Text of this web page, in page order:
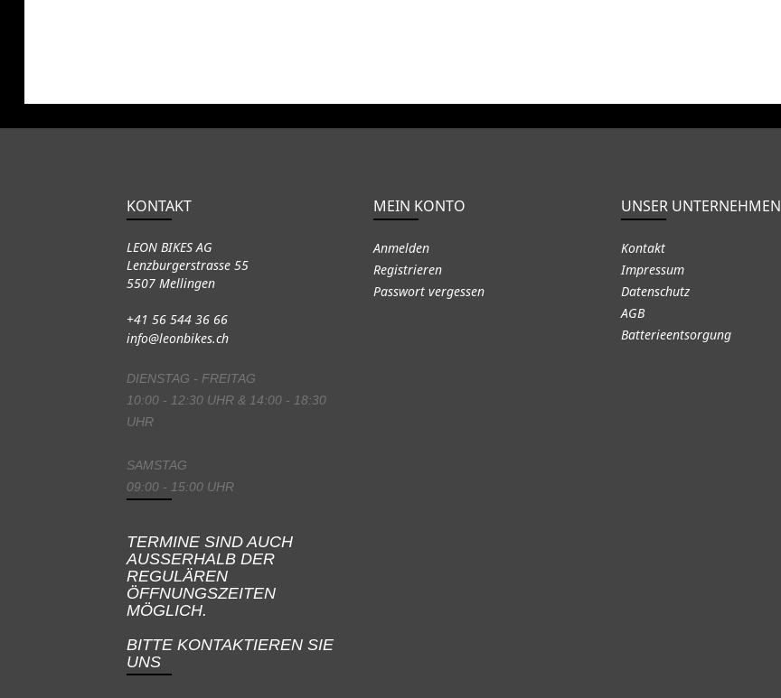
KONTAKT
LEON BIKES AG
Lenzburgerstrasse 55
5507 Mellingen
+41 56 544 36 66
info@leonbikes.ch
DIENSTAG - FREITAG
10:00 - 12:30 UHR & 14:00 - 18:30
UHR
SAMSTAG
09:00 - 15:00 UHR
TERMINE SIND AUCH
AUSSERHALB DER
REGULÄREN
ÖFFNUNGSZEITEN
MÖGLICH.
BITTE KONTAKTIEREN SIE
UNS
MEIN KONTO
Anmelden
Registrieren
Passwort vergessen
UNSER UNTERNEHMEN
Kontakt
Impressum
Datenschutz
AGB
Batterieentsorgung